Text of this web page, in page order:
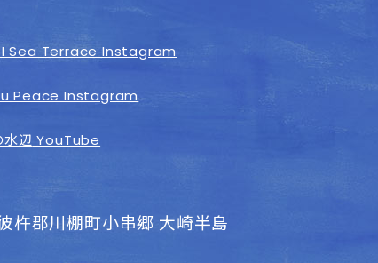
Sea Terrace Instagram
Peace Instagram
水辺 YouTube
杵郡川棚町小串郷 大崎半島